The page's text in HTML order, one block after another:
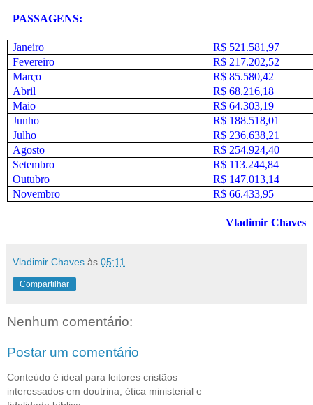
PASSAGENS:
Janeiro
R$ 521.581,97
Fevereiro
R$ 217.202,52
Março
R$ 85.580,42
Abril
R$ 68.216,18
Maio
R$ 64.303,19
Junho
R$ 188.518,01
Julho
R$ 236.638,21
Agosto
R$ 254.924,40
Setembro
R$ 113.244,84
Outubro
R$ 147.013,14
Novembro
R$ 66.433,95
Vladimir Chaves
Vladimir Chaves às 05:11
Compartilhar
Nenhum comentário:
Postar um comentário
Conteúdo é ideal para leitores cristãos
interessados em doutrina, ética ministerial e